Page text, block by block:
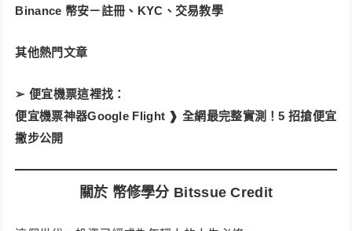
Binance 幣安－註冊、KYC、交易教學
其他熱門文章
➢ 便宜機票這裡找：
便宜機票神器Google Flight ❱ 全網最完整實測！5 招搶便宜
撇步公開
關於 幣修學分 Bitssue Credit